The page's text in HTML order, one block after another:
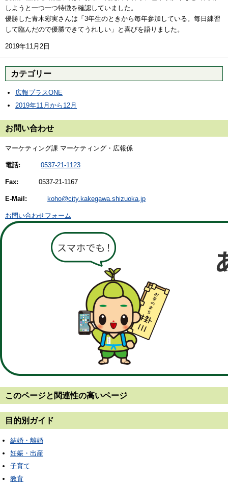
しようと一つ一つ特徴を確認していました。
優勝した青木彩実さんは「3年生のときから毎年参加している。毎日練習
して臨んだので優勝できてうれしい」と喜びを語りました。
2019年11月2日
カテゴリー
広報プラスONE
2019年11月から12月
お問い合わせ
マーケティング課 マーケティング・広報係
電話: 0537-21-1123
Fax: 0537-21-1167
E-Mail: koho@city.kakegawa.shizuoka.jp
お問い合わせフォーム
このページと 関連性の高いページ
目的別ガイド
結婚・離婚
妊娠・出産
子育て
教育